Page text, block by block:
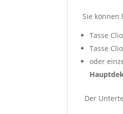
Sie
Tasse
Tasse
oder
Der